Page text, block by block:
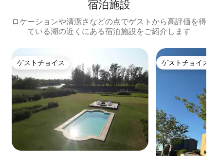
宿泊施設
ロケーションや清潔さなどの点でゲストから高評価を得
ている湖の近くにある宿泊施設をご紹介します
ゲストチョイス
ゲストチョイス ゲストチョイス
ゲストチョイス